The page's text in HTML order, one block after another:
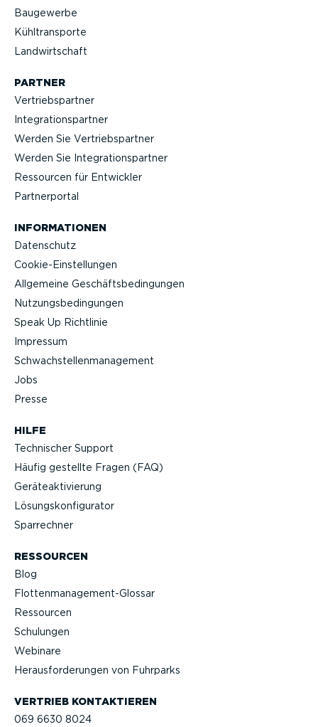
Baugewerbe
Kühltrans­porte
Landwirt­schaft
VERTRIEB KONTAK­TIEREN
069 6630 8024
HILFE
Technischer Support
Häufig gestellte Fragen (FAQ)
Geräteak­ti­vierung
Lösungs­kon­fi­gu­rator
Sparrechner
RESSOURCEN
Blog
Flotten­management-Glossar
Ressourcen
Schulungen
Webinare
Heraus­for­de­rungen von Fuhrparks
PARTNER
Vertriebs­partner
Integra­ti­ons­partner
Werden Sie Vertriebs­partner
Werden Sie Integra­ti­ons­partner
Ressourcen für Entwickler
Partner­portal
INFOR­MA­TIONEN
Datenschutz
Cookie-Ein­stel­lungen
Allgemeine Geschäfts­be­din­gungen
Nutzungs­be­din­gungen
Speak Up Richtlinie
Impressum
Schwach­stel­len­ma­nagement
Jobs
Presse